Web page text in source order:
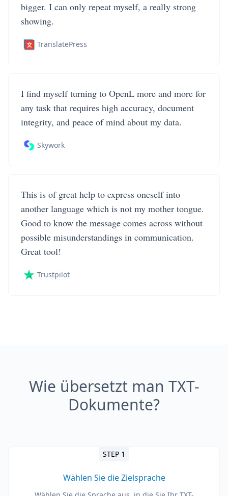
bigger. I can only repeat myself, a really strong
showing.
TranslatePress
I find myself turning to OpenL more and more for
any task that requires high accuracy, document
integrity, and peace of mind about my data.
Skywork
This is of great help to express oneself into
another language which is not my mother tongue.
Good to know the message comes across without
possible misunderstandings in communication.
Great tool!
Trustpilot
Wie übersetzt man TXT-
Dokumente?
STEP 1
Wählen Sie die Zielsprache